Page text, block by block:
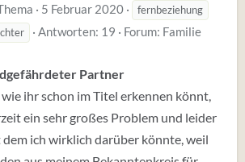
5 Februar 2020
fernbeziehung
Antworten: 19 Forum: Familie
Partner
wie ihr schon im Titel erkennen könnt,
ein sehr großes Problem und leider
dem ich wirklich darüber könnte, weil